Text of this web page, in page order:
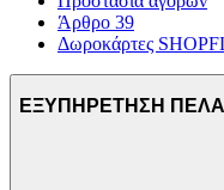
Άρθρο 39
Δωροκάρτες
ΕΞΥΠΗΡΕΤΗΣΗ